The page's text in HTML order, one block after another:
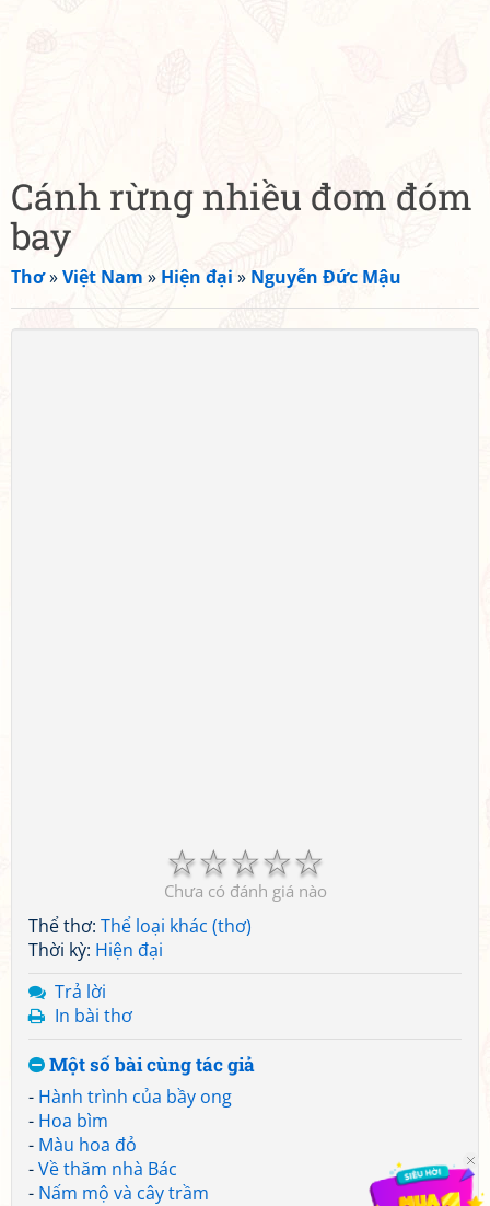
Cánh rừng nhiều đom đóm
bay
Thơ»Việt Nam » Hiện đại » Nguyễn Đức Mậu
☆
☆
☆
☆
☆
Chưa có đánh giá nào
Thể thơ: Thể loại khác (thơ)
Thời kỳ: Hiện đại
Trả lời
In bài thơ
Một số bài cùng tác giả
- Hành trình của bầy ong
- Hoa bìm
- Màu hoa đỏ
-Về thăm nhà Bác
- Nấm mộ và cây trầm